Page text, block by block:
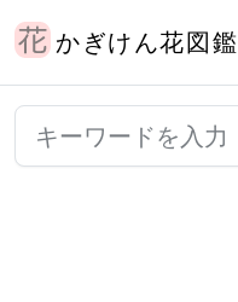
かぎけん花図鑑